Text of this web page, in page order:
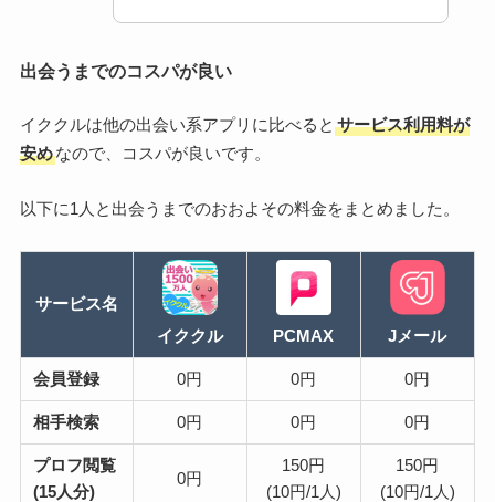
出会うまでのコスパが良い
イククルは他の出会い系アプリに比べると サービス利用料が
安めなので、コスパが良いです。
以下に1人と出会うまでのおおよその料金をまとめました。
サービス名
イククル
PCMAX Jメール
会員登録 0円 0円 0円
相手検索 0円 0円 0円
プロフ閲覧
(15人分)
0円
150円
(10円/1人)
150円
(10円/1人)